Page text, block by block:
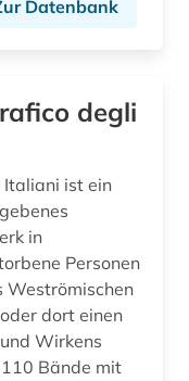
Datenbank
degli
Italiani ist ein
in
Personen
Weströmischen
dort einen
Wirkens
Bände mit